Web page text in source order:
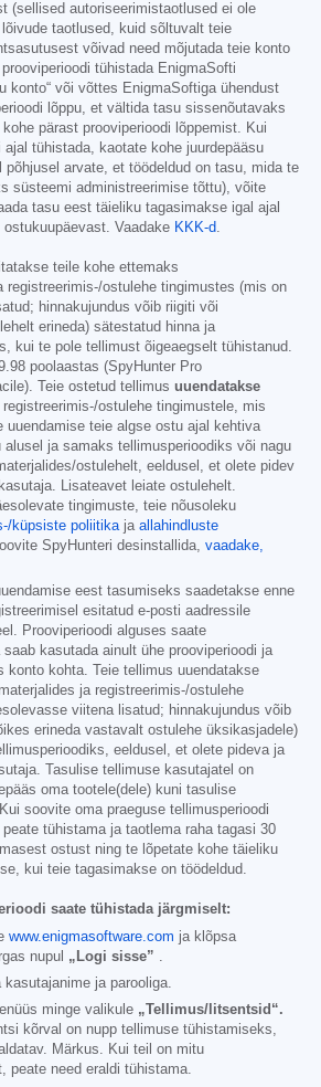
(sellised autoriseerimistaotlused ei ole
taotlused, kuid sõltuvalt teie
võivad need mõjutada teie konto
tühistada EnigmaSofti
konto“ või võttes EnigmaSoftiga ühendust
lõppu, et vältida tasu sissenõutavaks
pärast prooviperioodi lõppemist. Kui
tühistada, kaotate kohe juurdepääsu
põhjusel arvate, et töödeldud on tasu, mida te
süsteemi administreerimise tõttu), võite
tasu eest täieliku tagasimakse igal ajal
Vaadake KKK-d.
teile kohe ettemaks
registreerimis-/ostulehe tingimustes (mis on
hinnakujundus võib riigiti või
erineda) sätestatud hinna ja
kui te pole tellimust õigeaegselt tühistanud.
poolaastas (SpyHunter Pro
Teie ostetud tellimus uuendatakse
ostulehe tingimustele, mis
uuendamise teie algse ostu ajal kehtiva
ja samaks tellimusperioodiks või nagu
ostulehelt, eeldusel, et olete pidev
Lisateavet leiate ostulehelt.
tingimuste, teie nõusoleku
küpsiste poliitikaja allahindluste
SpyHunteri desinstallida, vaadake,
eest tasumiseks saadetakse enne
esitatud e-posti aadressile
Prooviperioodi alguses saate
kasutada ainult ühe prooviperioodi ja
konto kohta. Teie tellimus uuendatakse
ja registreerimis-/ostulehe
viitena lisatud; hinnakujundus võib
erineda vastavalt ostulehe üksikasjadele)
eeldusel, et olete pideva ja
Tasulise tellimuse kasutajatel on
oma tootele(dele) kuni tasulise
soovite oma praeguse tellimusperioodi
tühistama ja taotlema raha tagasi 30
ostust ning te lõpetate kohe täieliku
kui teie tagasimakse on töödeldud.
saate tühistada järgmiselt:
www.enigmasoftware.com ja klõpsa
nupul „Logi sisse”
kasutajanime ja parooliga.
minge valikule „Tellimus/litsentsid“.
kõrval on nupp tellimuse tühistamiseks,
Märkus. Kui teil on mitu
peate need eraldi tühistama.